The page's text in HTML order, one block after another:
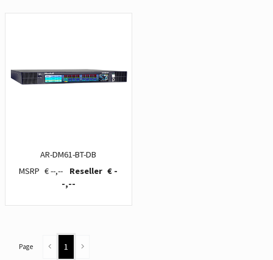
AR-DM61-BT-DB
€ --,--
€ -
-,--
Page 1